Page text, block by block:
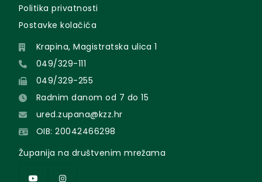
Politika privatnosti
Postavke kolačića
Krapina, Magistratska ulica 1
049/329-111
049/329-255
Radnim danom od 7 do 15
ured.zupana@kzz.hr
OIB: 20042466298
Županija na društvenim mrežama